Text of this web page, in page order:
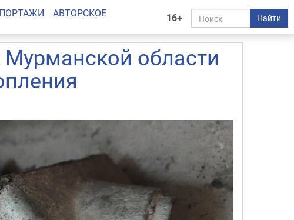
16+ Найти
АВТОРСКОЕ
области